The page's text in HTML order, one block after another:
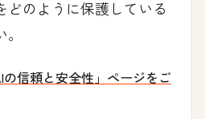
どのように保護している
信頼と安全性」ページをご